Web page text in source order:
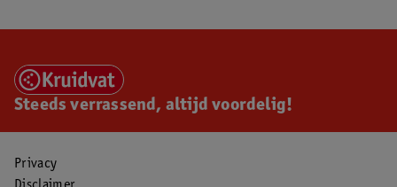
Steeds verrassend, altijd voordelig!
Privacy